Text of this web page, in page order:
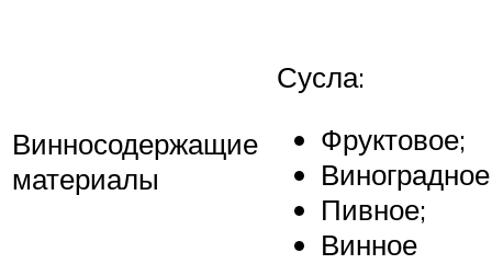
Винносодержащие
материалы
Сусла:
Фруктовое;
Пивное;
Винное